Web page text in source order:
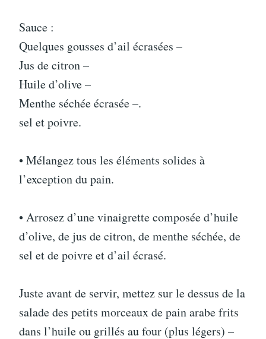
Sauce :
Quelques gousses d’ail écrasées –
Jus de citron –
Huile d’olive –
Menthe séchée écrasée –.
sel et poivre.
• Mélangez tous les éléments solides à
l’exception du pain.
• Arrosez d’une vinaigrette composée d’huile
d’olive, de jus de citron, de menthe séchée, de
sel et de poivre et d’ail écrasé.
Juste avant de servir, mettez sur le dessus de la
salade des petits morceaux de pain arabe frits
dans l’huile ou grillés au four (plus légers) –